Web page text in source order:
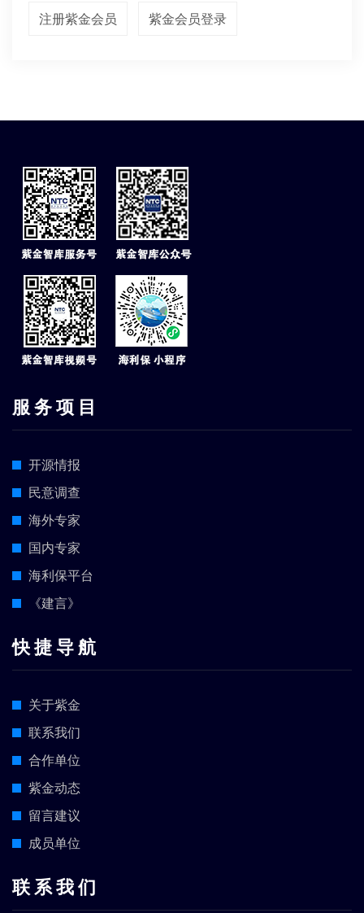
注册紫金会员 紫金会员登录
服 务 项 目
开源情报
民意调查
海外专家
国内专家
海利保平台
《建言》
快 捷 导 航
关于紫金
联系我们
合作单位
紫金动态
留言建议
成员单位
联 系 我 们